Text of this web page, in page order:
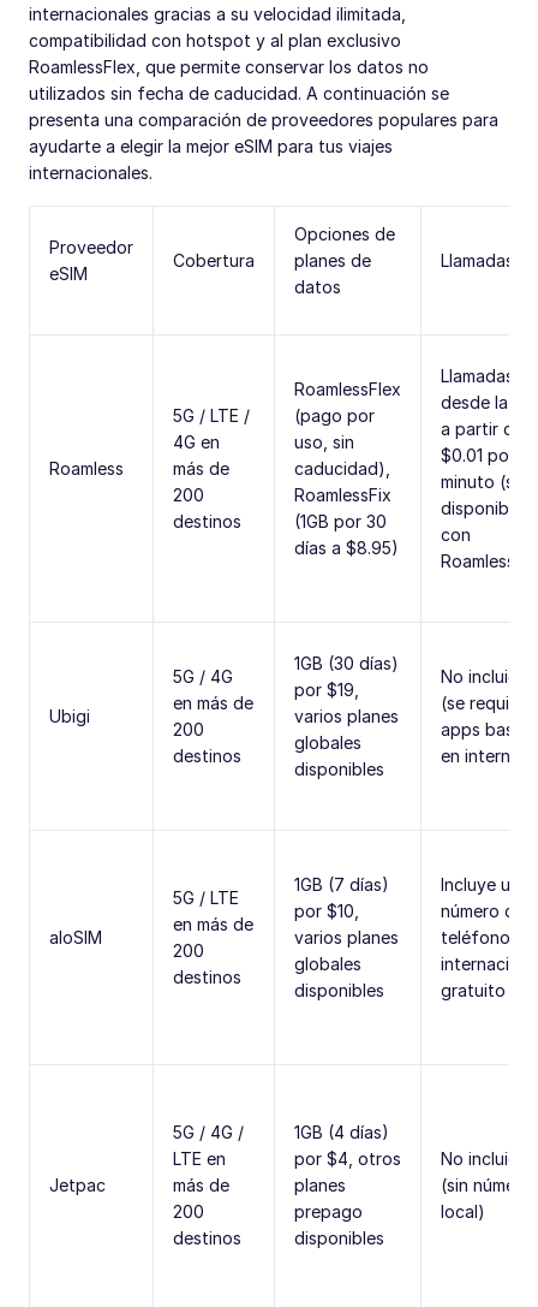
internacionales gracias a su velocidad ilimitada,
compatibilidad con hotspot y al plan exclusivo
RoamlessFlex, que permite conservar los datos no
utilizados sin fecha de caducidad. A continuación se
presenta una comparación de proveedores populares para
ayudarte a elegir la mejor eSIM para tus viajes
internacionales.
Proveedor
eSIM
Cobertura
Opciones de
planes de
datos
Llamadas/
Roamless
5G / LTE /
4G en
más de
200
destinos
RoamlessFlex
(pago por
uso, sin
caducidad),
RoamlessFix
(1GB por 30
días a $8.95)
Llamadas
desde la
a partir de
$0.01 por
minuto (solo
disponible
con
Ubigi
5G / 4G
en más de
200
destinos
1GB (30 días)
por $19,
varios planes
globales
disponibles
No incluidas
(se
apps
en internet)
aloSIM
5G / LTE
en más de
200
destinos
1GB (7 días)
por $10,
varios planes
globales
disponibles
Incluye un
número de
teléfono
gratuito
Jetpac
5G / 4G /
LTE en
más de
200
destinos
1GB (4 días)
por $4, otros
planes
prepago
disponibles
No incluidas
(sin número
local)